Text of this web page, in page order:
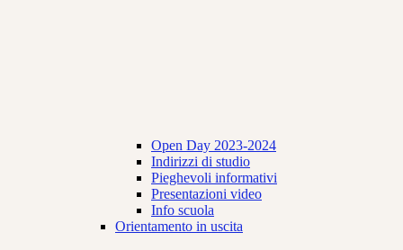
Open Day 2023-2024
Indirizzi di studio
Pieghevoli informativi
Presentazioni video
Info scuola
Orientamento in uscita